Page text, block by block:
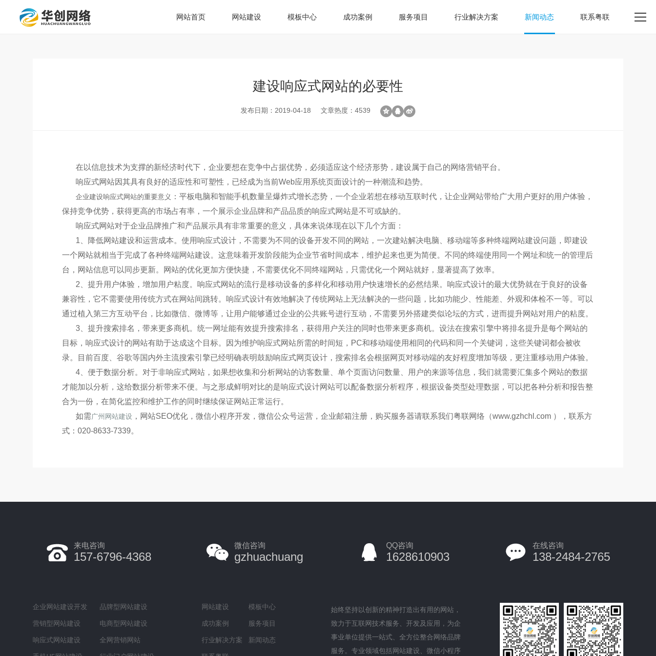
网站首页 网站建设 模板中心 成功案例 服务项目 行业解决方案 新闻动态 联系粤联
建设响应式网站的必要性
发布日期：2019-04-18 文章热度：4539
在以信息技术为支撑的新经济时代下，企业要想在竞争中占据优势，必须适应这个经济形势，建设属于自己的网络营销平台。
响应式网站因其具有良好的适应性和可塑性，已经成为当前Web应用系统页面设计的一种潮流和趋势。
企业建设响应式网站的重要意义 ：平板电脑和智能手机数量呈爆炸式增长态势，一个企业若想在移动互联时代，让企业网站带给广大用户更好的用户体验，
保持竞争优势，获得更高的市场占有率，一个展示企业品牌和产品品质的响应式网站是不可或缺的。
响应式网站对于企业品牌推广和产品展示具有非常重要的意义，具体来说体现在以下几个方面：
1、降低网站建设和运营成本。使用响应式设计，不需要为不同的设备开发不同的网站，一次建站解决电脑、移动端等多种终端网站建设问题，即建设
一个网站就相当于完成了各种终端网站建设。这意味着开发阶段能为企业节省时间成本，维护起来也更为简便。不同的终端使用同一个网址和统一的管理后
台，网站信息可以同步更新。网站的优化更加方便快捷，不需要优化不同终端网站，只需优化一个网站就好，显著提高了效率。
2、提升用户体验，增加用户粘度。响应式网站的流行是移动设备的多样化和移动用户快速增长的必然结果。响应式设计的最大优势就在于良好的设备
兼容性，它不需要使用传统方式在网站间跳转。响应式设计有效地解决了传统网站上无法解决的一些问题，比如功能少、性能差、外观和体检不一等。可以
通过植入第三方互动平台，比如微信、微博等，让用户能够通过企业的公共账号进行互动，不需要另外搭建类似论坛的方式，进而提升网站对用户的粘度。
3、提升搜索排名，带来更多商机。统一网址能有效提升搜索排名，获得用户关注的同时也带来更多商机。设法在搜索引擎中将排名提升是每个网站的
目标，响应式设计的网站有助于达成这个目标。因为维护响应式网站所需的时间短，PC和移动端使用相同的代码和同一个关键词，这些关键词都会被收
录。目前百度、谷歌等国内外主流搜索引擎已经明确表明鼓励响应式网页设计，搜索排名会根据网页对移动端的友好程度增加等级，更注重移动用户体验。
4、便于数据分析。对于非响应式网站，如果想收集和分析网站的访客数量、单个页面访问数量、用户的来源等信息，我们就需要汇集多个网站的数据
才能加以分析，这给数据分析带来不便。与之形成鲜明对比的是响应式设计网站可以配备数据分析程序，根据设备类型处理数据，可以把各种分析和报告整
合为一份，在简化监控和维护工作的同时继续保证网站正常运行。
如需广州网站建设 ，网站SEO优化，微信小程序开发，微信公众号运营，企业邮箱注册，购买服务器请联系我们粤联网络（www.gzhchl.com ），联系方
式：020-8633-7339。
来电咨询
157-6796-4368
微信咨询
gzhuachuang
QQ咨询
1628610903
在线咨询
138-2484-2765
企业网站建设开发 品牌型网站建设
营销型网站建设 电商型网站建设
响应式网站建设 全网营销网站
网站建设 模板中心
成功案例 服务项目
行业解决方案 新闻动态
始终坚持以创新的精神打造出有用的网站，
致力于互联网技术服务、开发及应用，为企
事业单位提供一站式、全方位整合网络品牌
服务。专业领域包括网站建设、微信小程序